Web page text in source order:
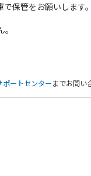
保管をお願いします。
ポートセンターまでお問い